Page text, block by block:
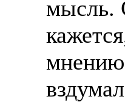
мысль.